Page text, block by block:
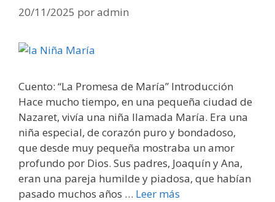
20/11/2025 poradmin
Cuento: “La Promesa de María” Introducción
Hace mucho tiempo, en una pequeña ciudad de
Nazaret, vivía una niña llamada María. Era una
niña especial, de corazón puro y bondadoso,
que desde muy pequeña mostraba un amor
profundo por Dios. Sus padres, Joaquín y Ana,
eran una pareja humilde y piadosa, que habían
pasado muchos años … Leer más